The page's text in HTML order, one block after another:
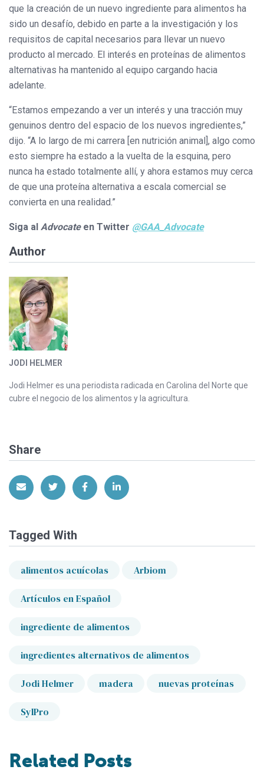
que la creación de un nuevo ingrediente para alimentos ha
sido un desafío, debido en parte a la investigación y los
requisitos de capital necesarios para llevar un nuevo
producto al mercado. El interés en proteínas de alimentos
alternativas ha mantenido al equipo cargando hacia
adelante.
“Estamos empezando a ver un interés y una tracción muy
genuinos dentro del espacio de los nuevos ingredientes,”
dijo. “A lo largo de mi carrera [en nutrición animal], algo como
esto siempre ha estado a la vuelta de la esquina, pero
nunca ha estado totalmente allí, y ahora estamos muy cerca
de que una proteína alternativa a escala comercial se
convierta en una realidad.”
Siga al Advocate en Twitter @GAA_Advocate
Author
JODI HELMER
Jodi Helmer es una periodista radicada en Carolina del Norte que
cubre el negocio de los alimentos y la agricultura.
Share
Share via EmailShare on Twitter
Share on Facebook
Share on LinkedIn
Tagged With
alimentos acuícolas Arbiom
Artículos en Español
ingrediente de alimentos
ingredientes alternativos de alimentos
Jodi Helmer madera nuevas proteínas
SylPro
Related Posts